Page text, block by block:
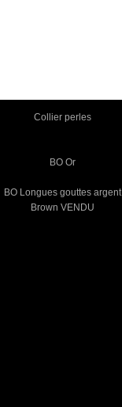
Collier perles
BO Or
BO Longues gouttes argent
Brown VENDU